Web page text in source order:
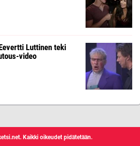
Luttinen teki
video
Kaikki oikeudet pidätetään.